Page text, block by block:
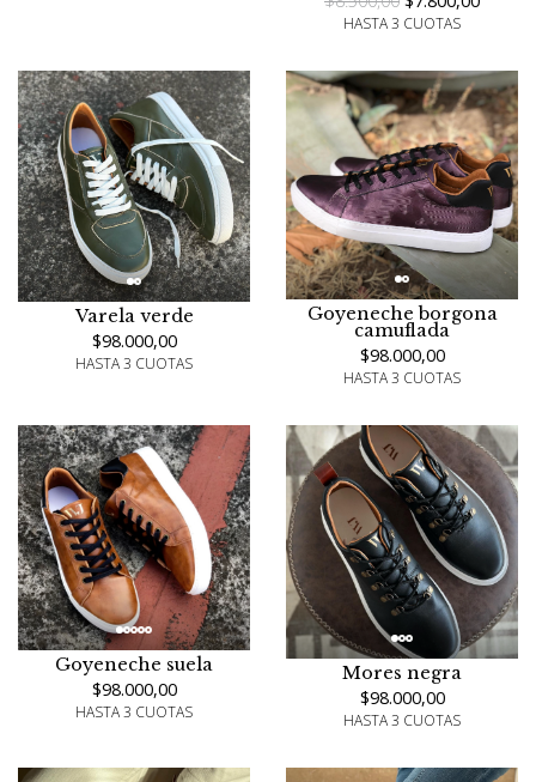
HASTA 3 CUOTAS
Varela verde
$98.000,00
HASTA 3 CUOTAS
Goyeneche borgona
camuflada
$98.000,00
HASTA 3 CUOTAS
Goyeneche suela
$98.000,00
HASTA 3 CUOTAS
Mores negra
$98.000,00
HASTA 3 CUOTAS